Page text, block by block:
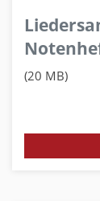
(20 MB)